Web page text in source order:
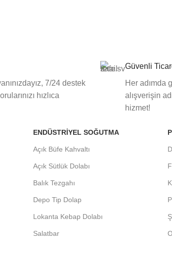
7/24 destek
hızlıca
Güvenli
Her adımda
alışverişin
hizmet!
ENDÜSTRIYEL SOĞUTMA
Açık Büfe Kahvaltı
Açık Sütlük Dolabı
Balık Tezgahı
Depo Tip Dolap
Lokanta Kebap Dolabı
Salatbar